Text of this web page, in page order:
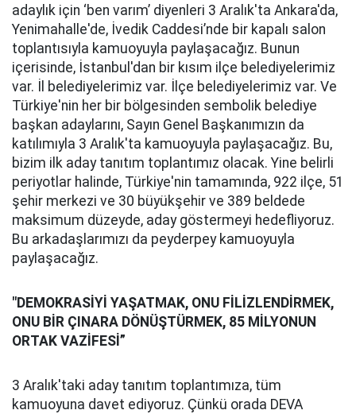
adaylık için ‘ben varım’ diyenleri 3 Aralık'ta Ankara'da,
Yenimahalle'de, İvedik Caddesi’nde bir kapalı salon
toplantısıyla kamuoyuyla paylaşacağız. Bunun
içerisinde, İstanbul'dan bir kısım ilçe belediyelerimiz
var. İl belediyelerimiz var. İlçe belediyelerimiz var. Ve
Türkiye'nin her bir bölgesinden sembolik belediye
başkan adaylarını, Sayın Genel Başkanımızın da
katılımıyla 3 Aralık'ta kamuoyuyla paylaşacağız. Bu,
bizim ilk aday tanıtım toplantımız olacak. Yine belirli
periyotlar halinde, Türkiye'nin tamamında, 922 ilçe, 51
şehir merkezi ve 30 büyükşehir ve 389 beldede
maksimum düzeyde, aday göstermeyi hedefliyoruz.
Bu arkadaşlarımızı da peyderpey kamuoyuyla
paylaşacağız.
"DEMOKRASİYİ YAŞATMAK, ONU FİLİZLENDİRMEK,
ONU BİR ÇINARA DÖNÜŞTÜRMEK, 85 MİLYONUN
ORTAK VAZİFESİ”
3 Aralık'taki aday tanıtım toplantımıza, tüm
kamuoyuna davet ediyoruz. Çünkü orada DEVA